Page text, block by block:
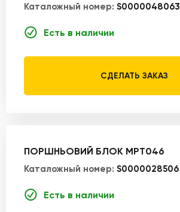
Каталожный номер: S0000048063
Есть в наличии
СДЕЛАТЬ ЗАКАЗ
ПОРШНЬОВИЙ БЛОК MPT046
Каталожный номер: S0000028506
Есть в наличии